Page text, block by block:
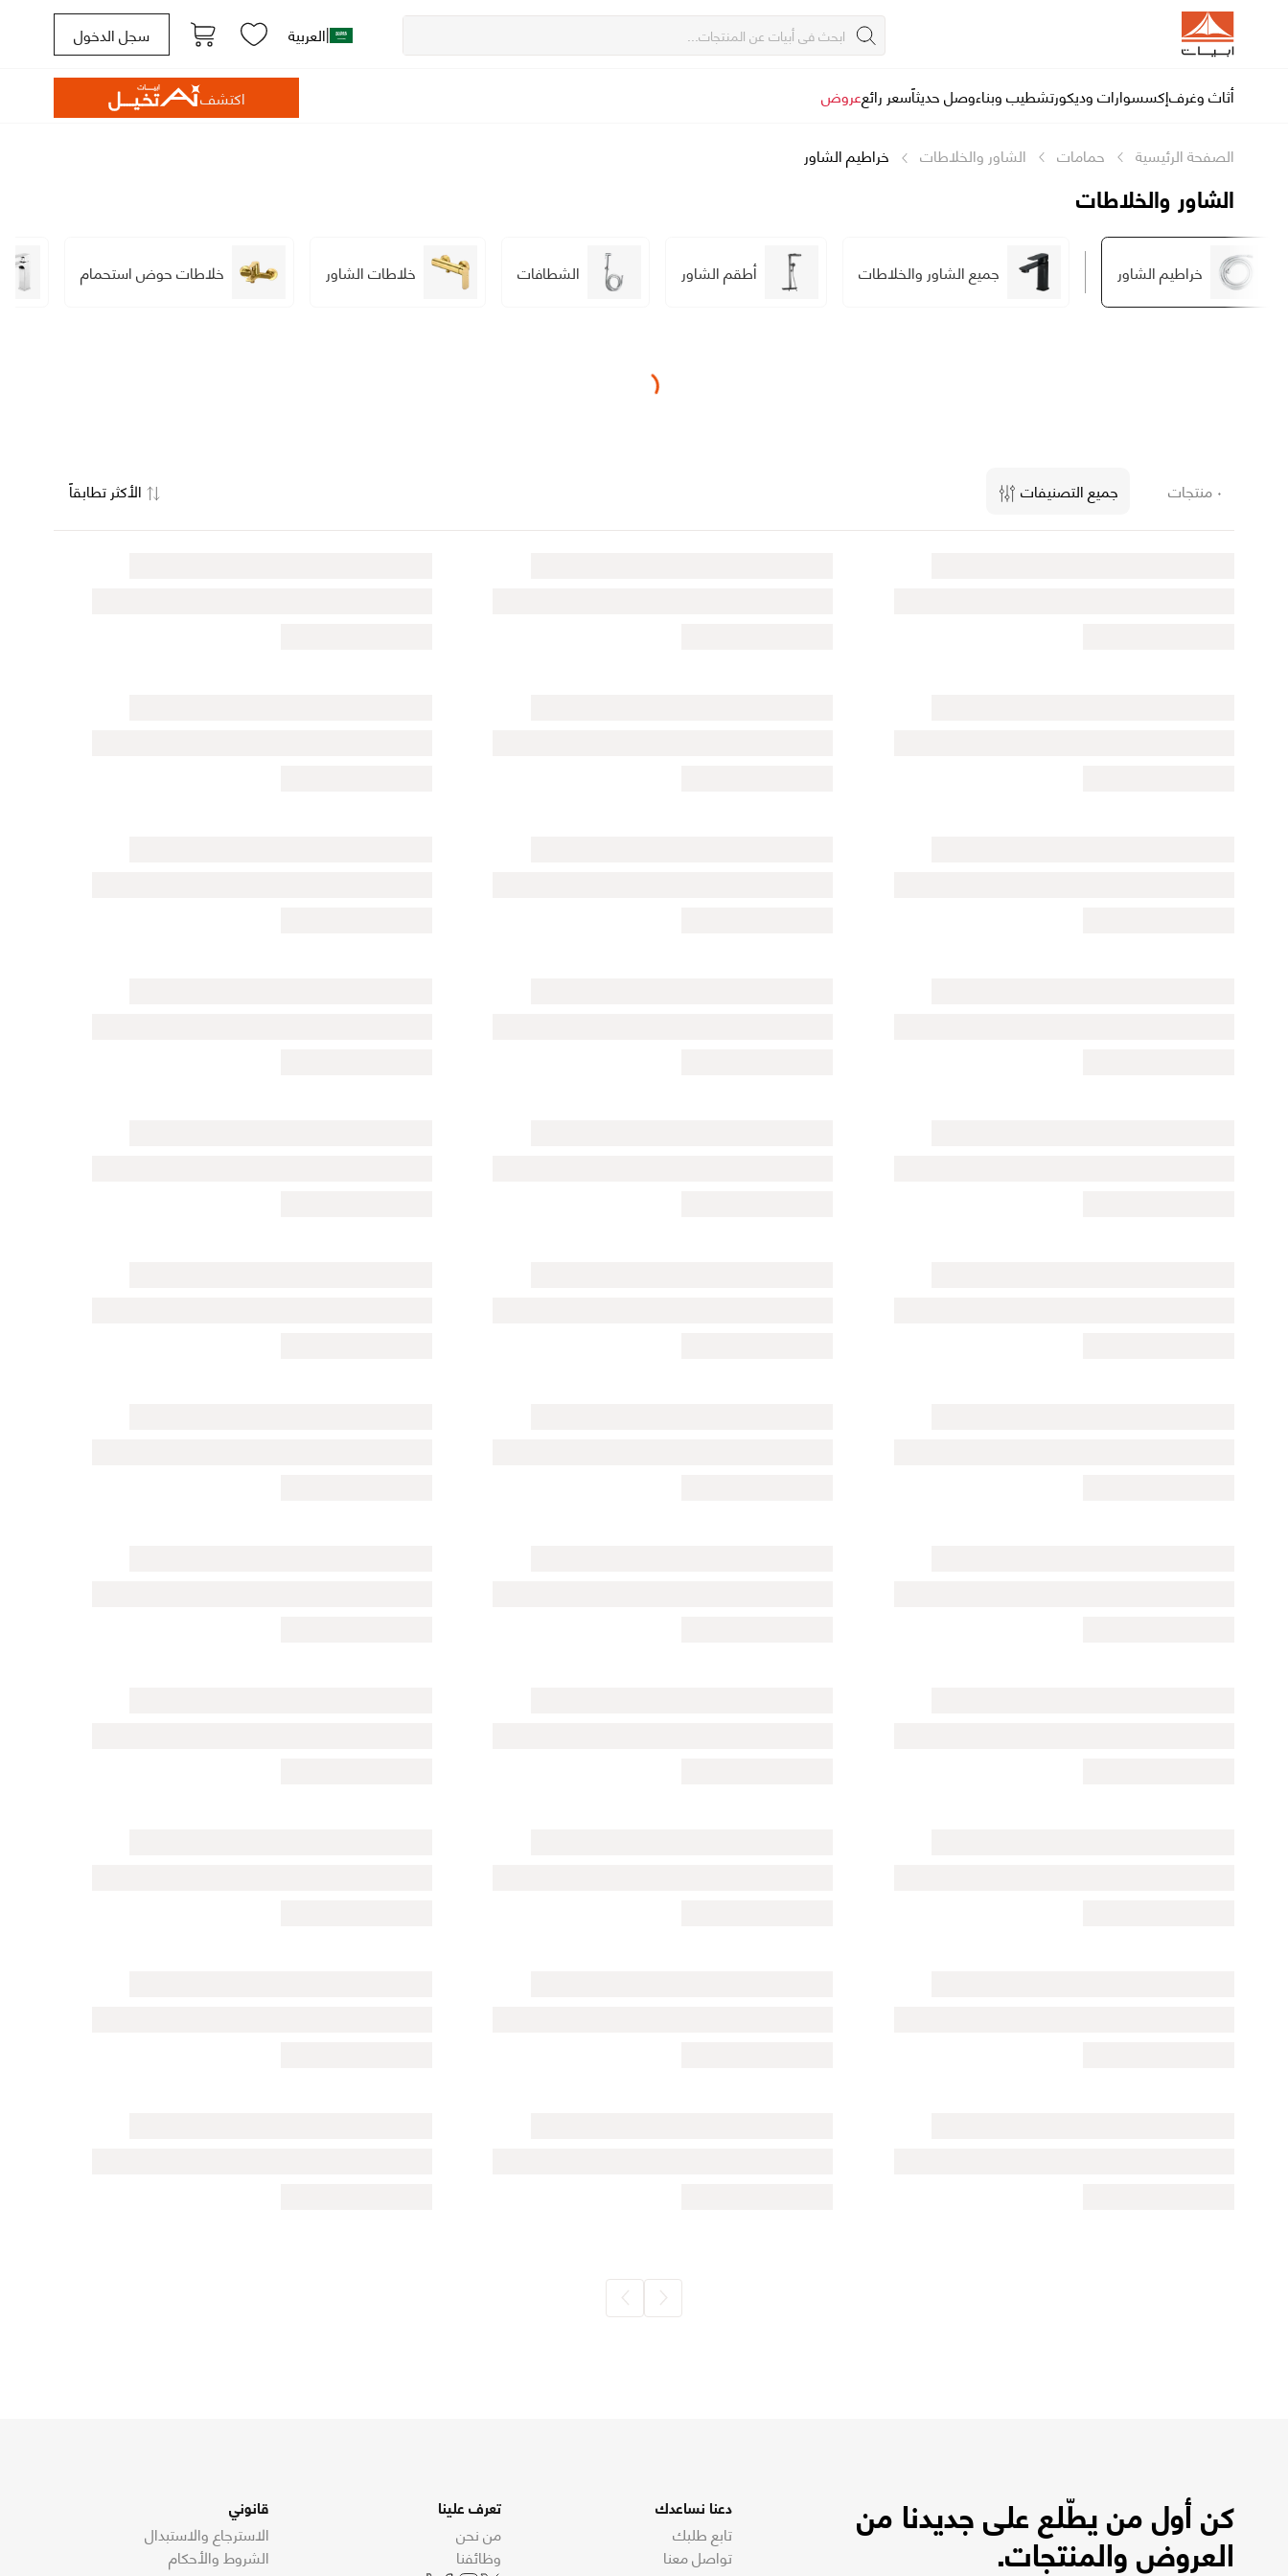
|العربية سجل الدخول
أثاث وغرفإكسسوارات وديكورتشطيب وبناءوصل حديثاًسعر رائععروض اكتشف
الصفحة الرئيسية حمامات الشاور والخلاطات خراطيم الشاور
الشاور والخلاطات
خراطيم الشاور جميع الشاور والخلاطات أطقم الشاور الشطافات خلاطات الشاور خلاطات حوض استحمام
٠ منتجات جميع التصنيفات الأكثر تطابقاً
كن أول من يطّلع على جديدنا من
العروض والمنتجات.
دعنا نساعدك
تابع طلبك
تواصل معنا
تعرف علينا
من نحن
وظائفنا
قانوني
الاسترجاع والاستبدال
الشروط والأحكام